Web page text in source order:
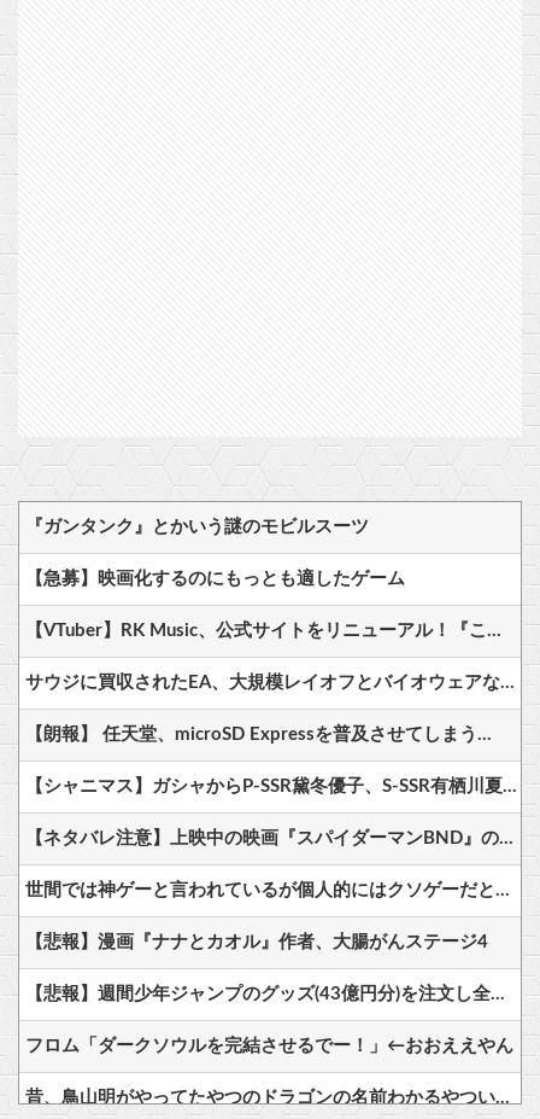
『ガンタンク』とかいう謎のモビルスーツ
【急募】映画化するのにもっとも適したゲーム
【VTuber】RK Music、公式サイトをリニューアル！『こうして見るとRK Music結構アーティストおるわね』
サウジに買収されたEA、大規模レイオフとバイオウェアなど売却か
【朗報】 任天堂、microSD Expressを普及させてしまう…
【シャニマス】ガシャからP-SSR黛冬優子、S-SSR有栖川夏葉が登場！イベントS-SR福丸小糸！
【ネタバレ注意】上映中の映画『スパイダーマンBND』のマニアックなセルフカバー！実はあのシーンは……
世間では神ゲーと言われているが個人的にはクソゲーだと思うゲーム挙げてけ
【悲報】漫画『ナナとカオル』作者、大腸がんステージ4
【悲報】週間少年ジャンプのグッズ(43億円分)を注文し全てキャンセルした女逮捕ｗｗｗｗｗｗｗｗ
フロム「ダークソウルを完結させるでー！」←おおええやん
昔、鳥山明がやってたやつのドラゴンの名前わかるやついる？